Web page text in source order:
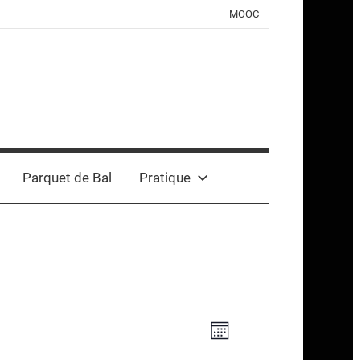
MOOC
Parquet de Bal Pratique
Navigation
Navigation
Mois